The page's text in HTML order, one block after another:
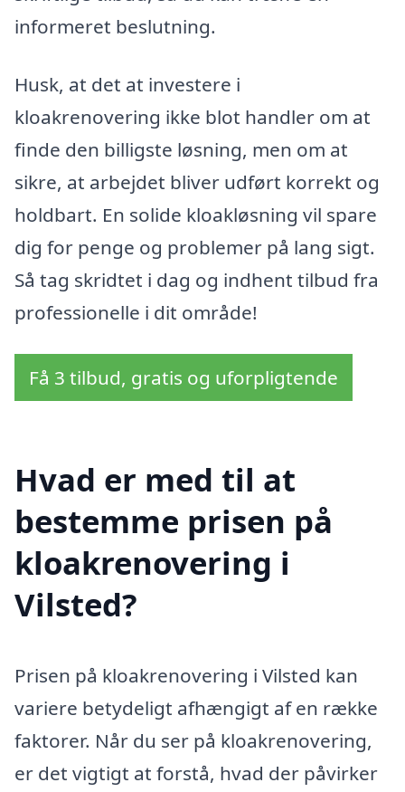
informeret beslutning.
Husk, at det at investere i
kloakrenovering ikke blot handler om at
finde den billigste løsning, men om at
sikre, at arbejdet bliver udført korrekt og
holdbart. En solide kloakløsning vil spare
dig for penge og problemer på lang sigt.
Så tag skridtet i dag og indhent tilbud fra
professionelle i dit område!
Få 3 tilbud, gratis og uforpligtende
Hvad er med til at
bestemme prisen på
kloakrenovering i
Vilsted?
Prisen på kloakrenovering i Vilsted kan
variere betydeligt afhængigt af en række
faktorer. Når du ser på kloakrenovering,
er det vigtigt at forstå, hvad der påvirker